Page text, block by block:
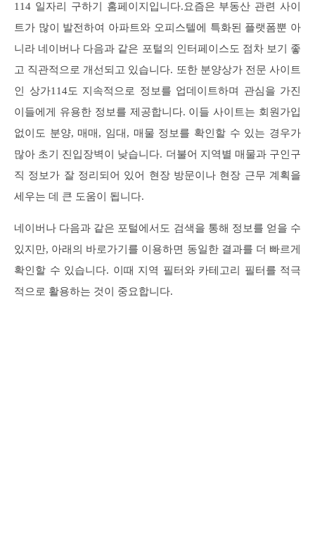
114 일자리 구하기 홈페이지입니다.요즘은 부동산 관련 사이
트가 많이 발전하여 아파트와 오피스텔에 특화된 플랫폼뿐 아
니라 네이버나 다음과 같은 포털의 인터페이스도 점차 보기 좋
고 직관적으로 개선되고 있습니다. 또한 분양상가 전문 사이트
인 상가114도 지속적으로 정보를 업데이트하며 관심을 가진
이들에게 유용한 정보를 제공합니다. 이들 사이트는 회원가입
없이도 분양, 매매, 임대, 매물 정보를 확인할 수 있는 경우가
많아 초기 진입장벽이 낮습니다. 더불어 지역별 매물과 구인구
직 정보가 잘 정리되어 있어 현장 방문이나 현장 근무 계획을
세우는 데 큰 도움이 됩니다.
네이버나 다음과 같은 포털에서도 검색을 통해 정보를 얻을 수
있지만, 아래의 바로가기를 이용하면 동일한 결과를 더 빠르게
확인할 수 있습니다. 이때 지역 필터와 카테고리 필터를 적극
적으로 활용하는 것이 중요합니다.